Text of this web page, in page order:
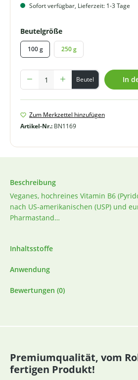
Sofort verfügbar, Lieferzeit: 1-3 Tage
Beutelgrößeauswählen
100 g 250 g
Produkt Anzahl: Gib den gewünschten
Beutel In
Zum Merkzettel hinzufügen
Artikel-Nr.: BN1169
Beschreibung
Veganes, hochreines Vitamin B6
nach US-amerikanischen (USP) und
Pharmastand…
Inhaltsstoffe
Anwendung
Bewertungen (0)
Premiumqualität, vom
fertigen Produkt!